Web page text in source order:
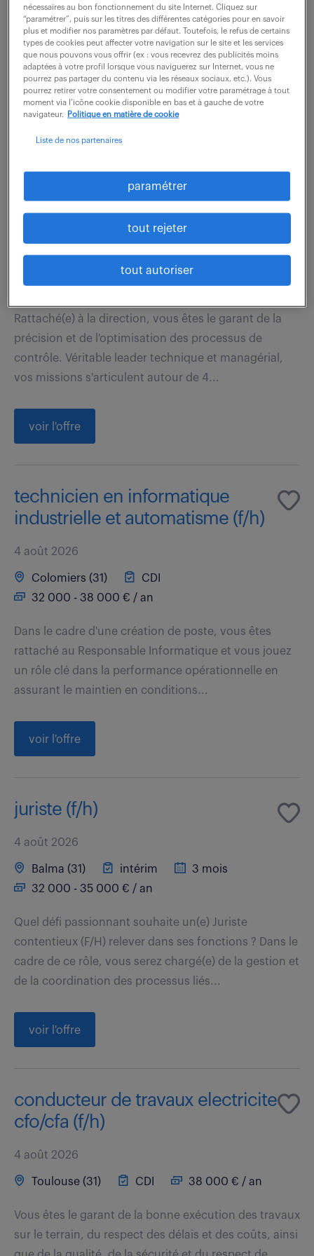
Vos missions : - Analyser la demande d'achat (statut
fournisseur (hors politique / dans la politique),
disponibilité des contrats-cadres ou des listes de prix,
date de besoin) - Analyser les besoins...
voir l'offre
référent méthodes contrôle
dimensionnel (f/h)
4 août 2026
CDI
34 000 - 40 000 € / an
Rattaché(e) à la direction, vous êtes le garant de la
précision et de l'optimisation des processus de
contrôle. Véritable leader technique et managérial,
vos missions s'articulent autour de 4...
voir l'offre
technicien en informatique
industrielle et automatisme (f/h)
4 août 2026
Colomiers (31)
CDI
32 000 - 38 000 € / an
Dans le cadre d'une création de poste, vous êtes
rattaché au Responsable Informatique et vous jouez
un rôle clé dans la performance opérationnelle en
assurant le maintien en conditions...
voir l'offre
juriste (f/h)
4 août 2026
Balma (31) intérim
3 mois
32 000 - 35 000 € / an
Quel défi passionnant souhaite un(e) Juriste
contentieux (F/H) relever dans ses fonctions ? Dans le
cadre de ce rôle, vous serez chargé(e) de la gestion et
de la coordination des processus liés...
voir l'offre
conducteur de travaux electricite
cfo/cfa (f/h)
4 août 2026
Toulouse (31) CDI 38 000 € / an
Vous êtes le garant de la bonne exécution des travaux
sur le terrain, du respect des délais et des coûts, ainsi
nécessaires au bon fonctionnement du site Internet. Cliquez sur
“paramétrer”, puis sur les titres des différentes catégories pour en savoir
plus et modifier nos paramètres par défaut. Toutefois, le refus de certains
types de cookies peut affecter votre navigation sur le site et les services
que nous pouvons vous offrir (ex : vous recevrez des publicités moins
adaptées à votre profil lorsque vous naviguerez sur Internet, vous ne
pourrez pas partager du contenu via les réseaux sociaux, etc.). Vous
pourrez retirer votre consentement ou modifier votre paramétrage à tout
moment via l’icône cookie disponible en bas et à gauche de votre
navigateur.
Politique en matière de cookie
Liste de nos partenaires
paramétrer
tout rejeter
tout autoriser